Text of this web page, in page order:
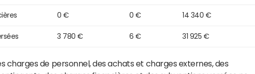
0 € 0 € 14 340 €
3 780 € 6 € 31 925 €
charges de personnel, des achats et charges externes, des